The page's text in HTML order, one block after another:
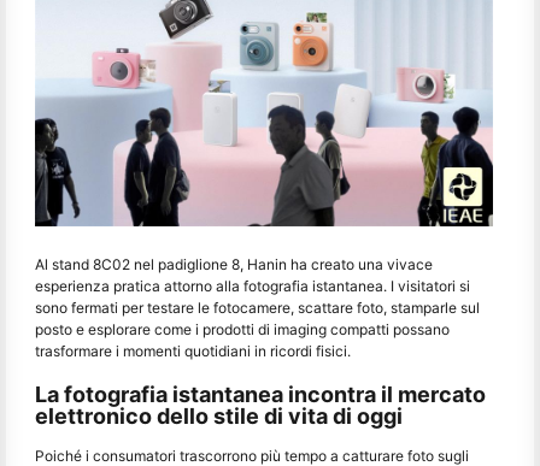
Al stand 8C02 nel padiglione 8, Hanin ha creato una vivace
esperienza pratica attorno alla fotografia istantanea. I visitatori si
sono fermati per testare le fotocamere, scattare foto, stamparle sul
posto e esplorare come i prodotti di imaging compatti possano
trasformare i momenti quotidiani in ricordi fisici.
La fotografia istantanea incontra il mercato
elettronico dello stile di vita di oggi
Poiché i consumatori trascorrono più tempo a catturare foto sugli